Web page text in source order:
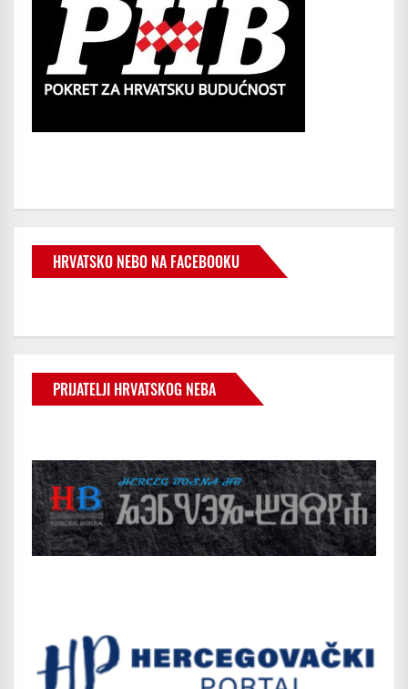
HRVATSKO NEBO NA FACEBOOKU
PRIJATELJI HRVATSKOG NEBA